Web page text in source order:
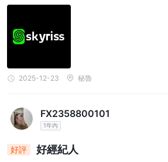
2025-12-23 秘魯
FX2358800101
1年內
好評 好經紀人